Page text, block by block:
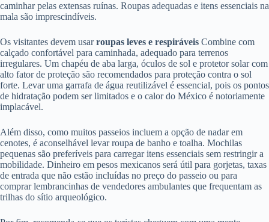
caminhar pelas extensas ruínas. Roupas adequadas e itens essenciais na
mala são imprescindíveis.
Os visitantes devem usarroupas leves e respiráveis Combine com
calçado confortável para caminhada, adequado para terrenos
irregulares. Um chapéu de aba larga, óculos de sol e protetor solar com
alto fator de proteção são recomendados para proteção contra o sol
forte. Levar uma garrafa de água reutilizável é essencial, pois os pontos
de hidratação podem ser limitados e o calor do México é notoriamente
implacável.
Além disso, como muitos passeios incluem a opção de nadar em
cenotes, é aconselhável levar roupa de banho e toalha. Mochilas
pequenas são preferíveis para carregar itens essenciais sem restringir a
mobilidade. Dinheiro em pesos mexicanos será útil para gorjetas, taxas
de entrada que não estão incluídas no preço do passeio ou para
comprar lembrancinhas de vendedores ambulantes que frequentam as
trilhas do sítio arqueológico.